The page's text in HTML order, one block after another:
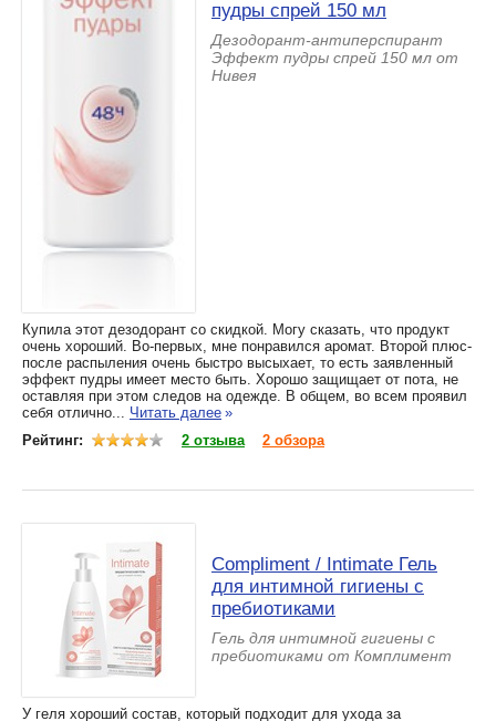
пудры спрей 150 мл
Дезодорант-антиперспирант
Эффект пудры спрей 150 мл от
Нивея
Купила этот дезодорант со скидкой. Могу сказать, что продукт
очень хороший. Во-первых, мне понравился аромат. Второй плюс-
после распыления очень быстро высыхает, то есть заявленный
эффект пудры имеет место быть. Хорошо защищает от пота, не
оставляя при этом следов на одежде. В общем, во всем проявил
себя отлично... Читать далее »
Рейтинг:
2 отзыва 2 обзора
Compliment / Intimate Гель
для интимной гигиены с
пребиотиками
Гель для интимной гигиены с
пребиотиками от Комплимент
У геля хороший состав, который подходит для ухода за